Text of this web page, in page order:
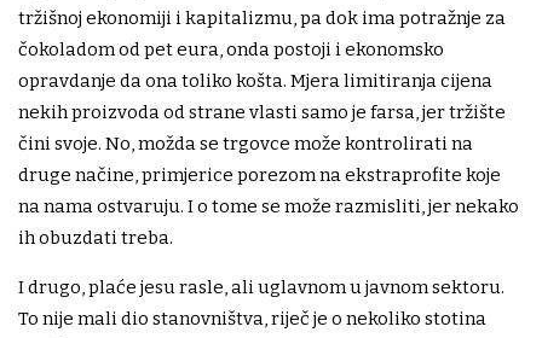
tržišnoj ekonomiji i kapitalizmu, pa dok ima potražnje za
čokoladom od pet eura, onda postoji i ekonomsko
opravdanje da ona toliko košta. Mjera limitiranja cijena
nekih proizvoda od strane vlasti samo je farsa, jer tržište
čini svoje. No, možda se trgovce može kontrolirati na
druge načine, primjerice porezom na ekstraprofite koje
na nama ostvaruju. I o tome se može razmisliti, jer nekako
ih obuzdati treba.
I drugo, plaće jesu rasle, ali uglavnom u javnom sektoru.
To nije mali dio stanovništva, riječ je o nekoliko stotina